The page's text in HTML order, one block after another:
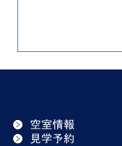
空室情報
見学予約